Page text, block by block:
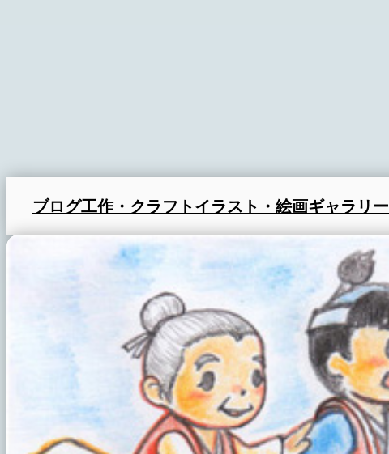
ブログ工作・クラフトイラスト・絵画ギャラリー